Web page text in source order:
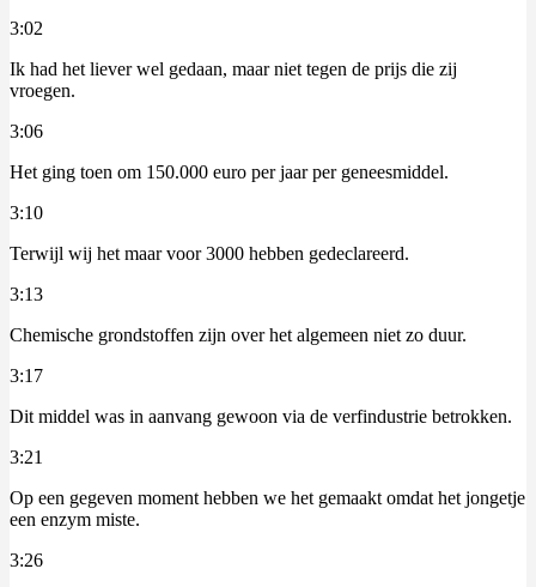
3:02
Ik had het liever wel gedaan, maar niet tegen de prijs die zij
vroegen.
3:06
Het ging toen om 150.000 euro per jaar per geneesmiddel.
3:10
Terwijl wij het maar voor 3000 hebben gedeclareerd.
3:13
Chemische grondstoffen zijn over het algemeen niet zo duur.
3:17
Dit middel was in aanvang gewoon via de verfindustrie betrokken.
3:21
Op een gegeven moment hebben we het gemaakt omdat het jongetje
een enzym miste.
3:26